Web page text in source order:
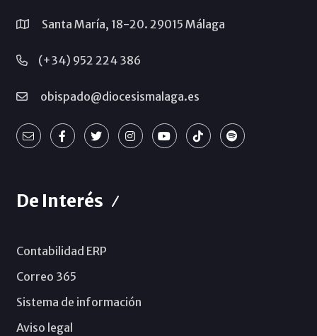
Santa María, 18-20. 29015 Málaga
(+34) 952 224 386
obispado@diocesismalaga.es
De Interés
Contabilidad ERP
Correo 365
Sistema de información
Aviso legal